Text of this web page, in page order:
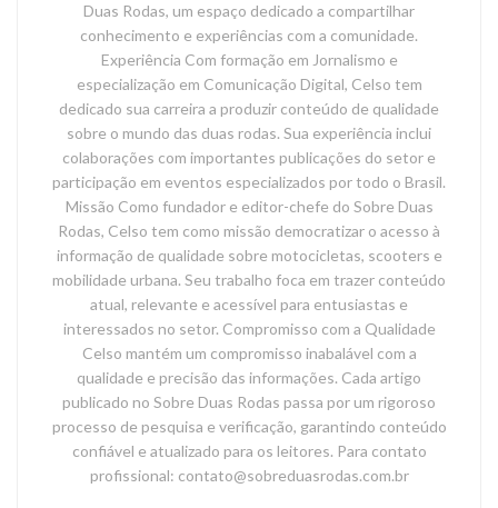
Duas Rodas, um espaço dedicado a compartilhar
conhecimento e experiências com a comunidade.
Experiência Com formação em Jornalismo e
especialização em Comunicação Digital, Celso tem
dedicado sua carreira a produzir conteúdo de qualidade
sobre o mundo das duas rodas. Sua experiência inclui
colaborações com importantes publicações do setor e
participação em eventos especializados por todo o Brasil.
Missão Como fundador e editor-chefe do Sobre Duas
Rodas, Celso tem como missão democratizar o acesso à
informação de qualidade sobre motocicletas, scooters e
mobilidade urbana. Seu trabalho foca em trazer conteúdo
atual, relevante e acessível para entusiastas e
interessados no setor. Compromisso com a Qualidade
Celso mantém um compromisso inabalável com a
qualidade e precisão das informações. Cada artigo
publicado no Sobre Duas Rodas passa por um rigoroso
processo de pesquisa e verificação, garantindo conteúdo
confiável e atualizado para os leitores. Para contato
profissional: contato@sobreduasrodas.com.br